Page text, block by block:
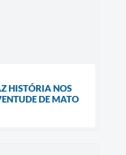
HISTÓRIA NOS
DE MATO